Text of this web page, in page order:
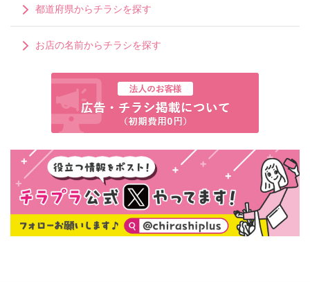
都道府県からチラシを探す
お店の名前からチラシを探す